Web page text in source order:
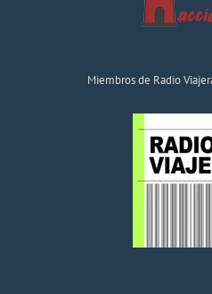
Miembros de Radio